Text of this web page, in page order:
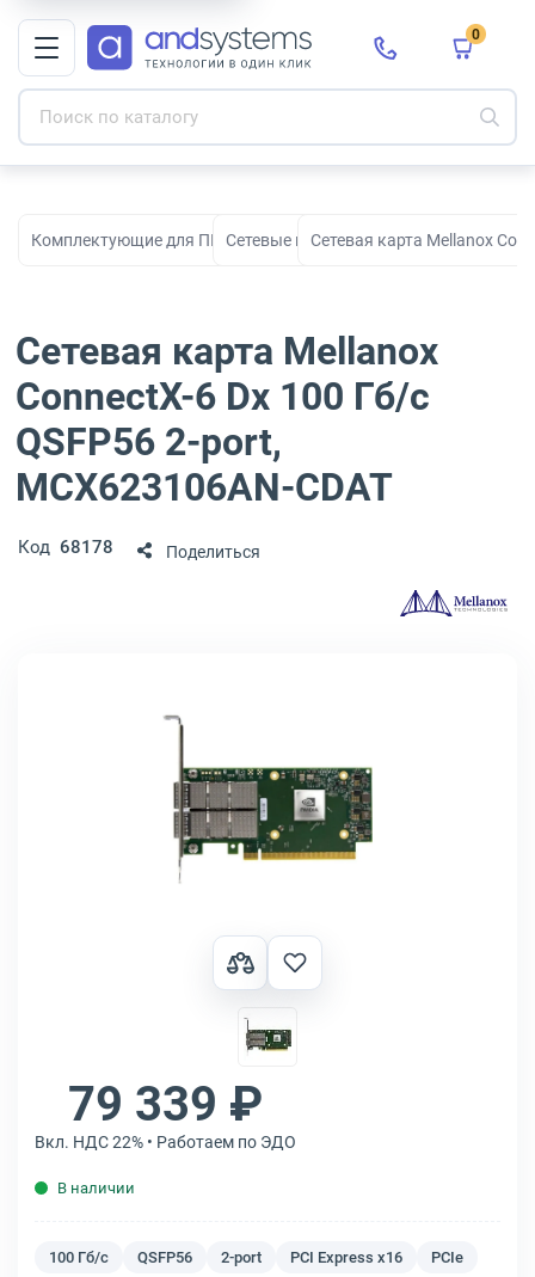
0
Комплектующие для ПК, сборки и модернизации
Сетевые картыСетевая карта Mellanox
Сетевая карта Mellanox
ConnectX-6 Dx 100 Гб/с
QSFP56 2-port,
MCX623106AN-CDAT
Код 68178 Поделиться
79 339 ₽
Вкл. НДС 22% • Работаем по ЭДО
В наличии
100 Гб/с QSFP56 2-port PCI Express x16 PCIe